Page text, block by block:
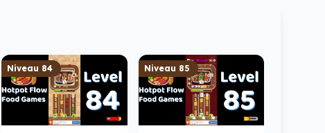
Niveau 84 Niveau 85